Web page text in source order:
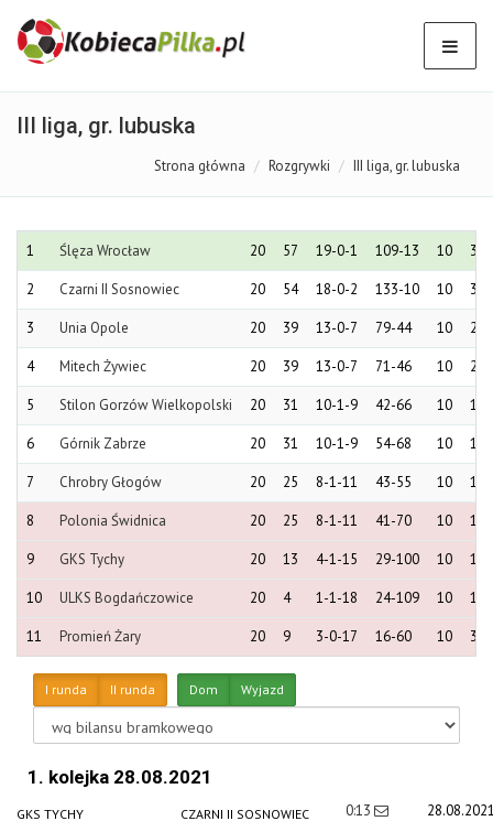
III liga, gr. lubuska
Strona główna Rozgrywki III liga, gr. lubuska
1 Ślęza Wrocław 20 57 19-0-1 109-13 10 30
2 Czarni II Sosnowiec 20 54 18-0-2 133-10 10 30
3 Unia Opole 20 39 13-0-7 79-44 10 21
4 Mitech Żywiec 20 39 13-0-7 71-46 10 24
5 Stilon Gorzów Wielkopolski 20 31 10-1-9 42-66 10 18
6 Górnik Zabrze 20 31 10-1-9 54-68 10 13
7 Chrobry Głogów 20 25 8-1-11 43-55 10 15
8 Polonia Świdnica 20 25 8-1-11 41-70 10 15
9 GKS Tychy 20 13 4-1-15 29-100 10 10
10 ULKS Bogdańczowice 20 4 1-1-18 24-109 10 1
11 Promień Żary 20 9 3-0-17 16-60 10 3
I runda II runda Dom Wyjazd
1. kolejka 28.08.2021
GKS TYCHY CZARNI II SOSNOWIEC 0:13